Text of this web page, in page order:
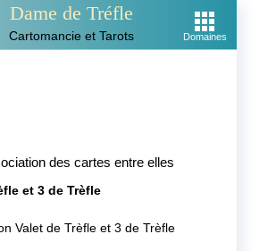
Dame de Tréfle
Cartomancie et Tarots Domaines
des cartes entre elles
et 3 de Trèfle